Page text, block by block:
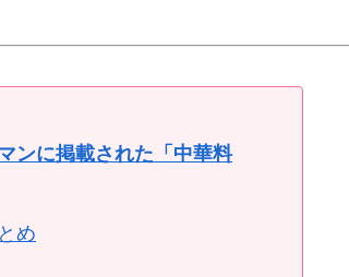
ンに掲載された「中華料
め